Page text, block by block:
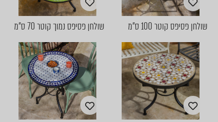
שולחן פסיפס קוטר 100 ס"מ שולחן פסיפס נמוך קוטר 70 ס"מ